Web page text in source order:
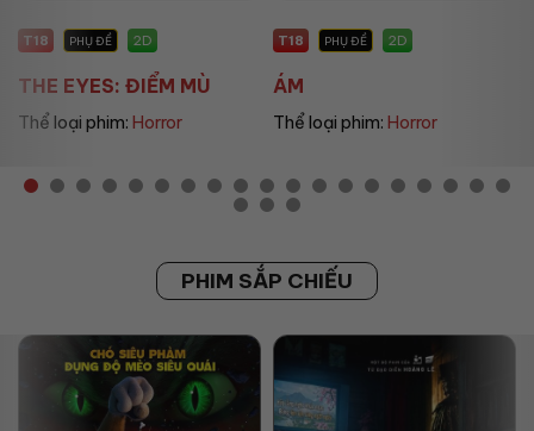
T18 PHỤ ĐỀ
ÁM
Thể loại phim:
P PHỤ ĐỀ
Thể loại phim:
PHIM SẮP CHIẾU